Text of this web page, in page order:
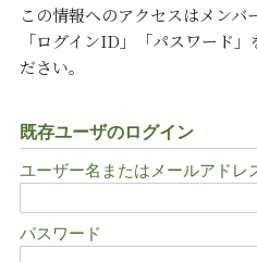
この情報へのアクセスはメンバ
「ログインID」「パスワード
ださい。
既存ユーザのログイン
ユーザー名またはメールアドレ
パスワード